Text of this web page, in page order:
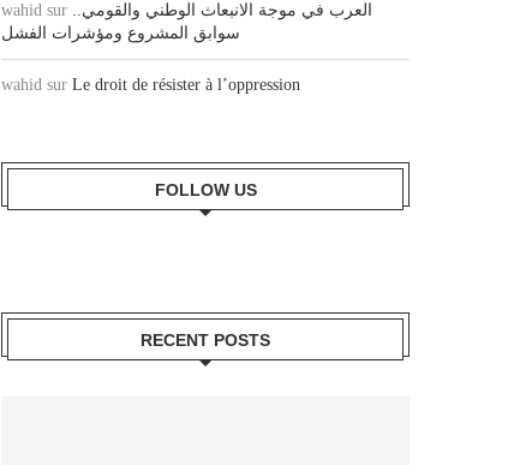
wahid sur العرب في موجة الانبعاث الوطني والقومي..
سوابق المشروع ومؤشرات الفشل
wahid sur Le droit de résister à l’oppression
FOLLOW US
RECENT POSTS